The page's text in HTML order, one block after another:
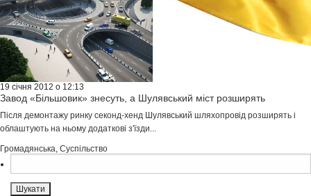
19 січня 2012 о 12:13
Завод «Більшовик» знесуть, а Шулявський міст розширять
Після демонтажу ринку секонд-хенд Шулявський шляхопровід розширять і
облаштують на ньому додаткові з'їзди...
Громадянська, Суспільство